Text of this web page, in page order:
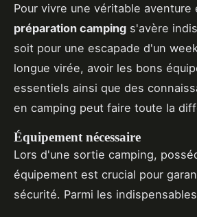
Pour vivre une véritable aventure
préparation camping s'avère
soit pour une escapade d'un
longue virée, avoir les bons
essentiels ainsi que des
en camping peut faire toute la
Équipement nécessaire
Lors d'une sortie camping,
équipement est crucial pour
sécurité. Parmi les